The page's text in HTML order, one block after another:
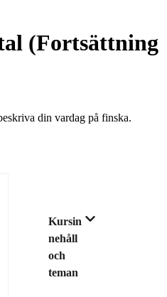
(Fortsättning
din vardag på finska.
Kursin
nehåll
och
teman